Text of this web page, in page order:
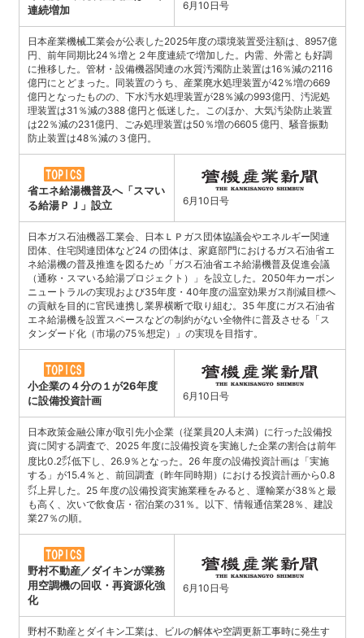
連続増加
6月10日号
日本産業機械工業会が公表した2025年度の環境装置受注額は、8957億
円、前年同期比24％増と２年度連続で増加した。内需、外需とも好調
に推移した。管材・設備機器関連の水質汚濁防止装置は16％減の2116
億円にとどまった。同装置のうち、産業廃水処理装置が42％増の669
億円となったものの、下水汚水処理装置が28％減の993億円、汚泥処
理装置は31％減の388 億円と低迷した。このほか、大気汚染防止装置
は22％減の231億円、ごみ処理装置は50％増の6605 億円、騒音振動
防止装置は48％減の３億円。
省エネ給湯機普及へ「スマい
る給湯ＰＪ」設立
6月10日号
日本ガス石油機器工業会、日本ＬＰガス団体協議会やエネルギー関連
団体、住宅関連団体など24 の団体は、家庭部門におけるガス石油省エ
ネ給湯機の普及推進を図るため「ガス石油省エネ給湯機普及促進会議
（通称・スマいる給湯プロジェクト）」を設立した。2050年カーボン
ニュートラルの実現および35年度・40年度の温室効果ガス削減目標へ
の貢献を目的に官民連携し業界横断で取り組む。35 年度にガス石油省
エネ給湯機を設置スペースなどの制約がない全物件に普及させる「ス
タンダード化（市場の75％想定）」の実現を目指す。
小企業の４分の１が26年度
に設備投資計画
6月10日号
日本政策金融公庫が取引先小企業（従業員20人未満）に行った設備投
資に関する調査で、2025 年度に設備投資を実施した企業の割合は前年
度比0.2㌽低下し、26.9％となった。26 年度の設備投資計画は「実施
する」が15.4％と、前回調査（昨年同時期）における投資計画から0.8
㌽上昇した。25 年度の設備投資実施業種をみると、運輸業が38％と最
も高く、次いで飲食店・宿泊業の31％。以下、情報通信業28％、建設
業27％の順。
野村不動産／ダイキンが業務
用空調機の回収・再資源化強
化
6月10日号
野村不動産とダイキン工業は、ビルの解体や空調更新工事時に発生す